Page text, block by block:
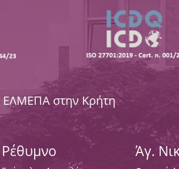
ΕΛΜΕΠΑ στην Κρήτη
Ρέθυμνο Άγ.